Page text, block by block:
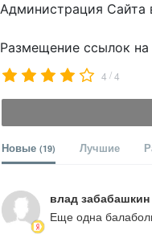
Администрация Сайта
Размещение ссылок
4 /4
Новые (19) Лучшие
влад забабашкин
Еще одна